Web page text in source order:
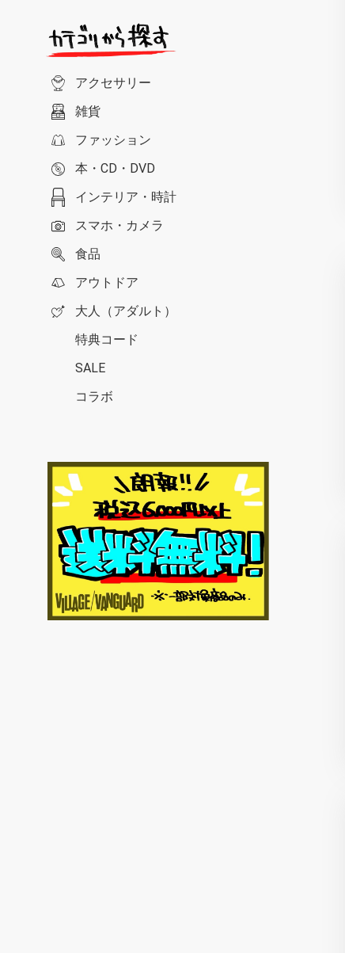
アクセサリー
雑貨
ファッション
本・CD・DVD
インテリア・時計
スマホ・カメラ
食品
アウトドア
大人（アダルト）
特典コード
SALE
コラボ